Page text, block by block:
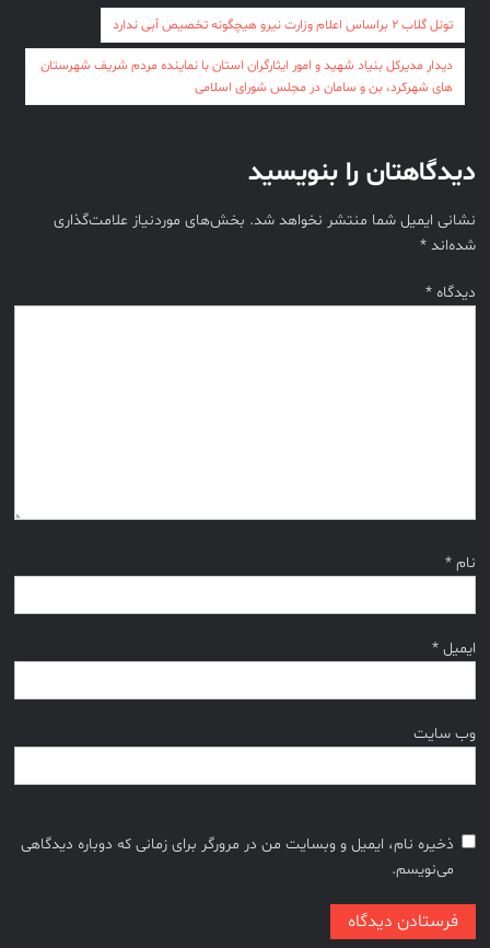
راهبری
نوشته
تونل گلاب ۲ براساس اعلام وزارت نیرو هیچگونه تخصیص آبی ندارد
دیدار مدیرکل بنیاد شهید و امور ایثارگران استان با نماینده مردم شریف شهرستان
های شهرکرد، بن و سامان در مجلس شورای اسلامی
دیدگاهتان را بنویسید
نشانی ایمیل شما منتشر نخواهد شد. بخش‌های موردنیاز علامت‌گذاری
شده‌اند*
دیدگاه*
نام*
ایمیل*
وب‌ سایت
ذخیره نام، ایمیل و وبسایت من در مرورگر برای زمانی که دوباره دیدگاهی
می‌نویسم.